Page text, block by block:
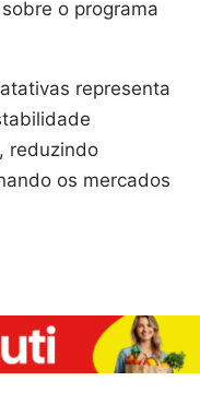
o programa
representa
reduzindo
os mercados